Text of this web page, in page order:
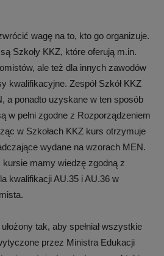
wagę na to, kto go organizuje.
Szkoły KKZ, które oferują m.in.
ale też dla innych zawodów
kwalifikacyjne. Zespół Szkół KKZ
a ponadto uzyskane w ten sposób
w pełni zgodne z Rozporządzeniem
w Szkołach KKZ kurs otrzymuje
wydane na wzorach MEN.
mamy wiedzę zgodną z
kwalifikacji AU.35 i AU.36 w
tak, aby spełniał wszystkie
przez Ministra Edukacji